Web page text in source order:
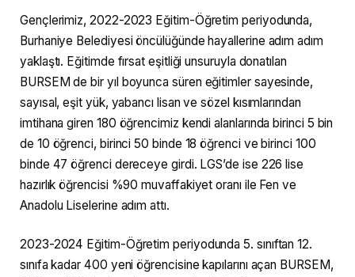
Gençlerimiz, 2022-2023 Eğitim-Öğretim periyodunda,
Burhaniye Belediyesi öncülüğünde hayallerine adım adım
yaklaştı. Eğitimde fırsat eşitliği unsuruyla donatılan
BURSEM de bir yıl boyunca süren eğitimler sayesinde,
sayısal, eşit yük, yabancı lisan ve sözel kısımlarından
imtihana giren 180 öğrencimiz kendi alanlarında birinci 5 bin
de 10 öğrenci, birinci 50 binde 18 öğrenci ve birinci 100
binde 47 öğrenci dereceye girdi. LGS’de ise 226 lise
hazırlık öğrencisi %90 muvaffakiyet oranı ile Fen ve
Anadolu Liselerine adım attı.
2023-2024 Eğitim-Öğretim periyodunda 5. sınıftan 12.
sınıfa kadar 400 yeni öğrencisine kapılarını açan BURSEM,